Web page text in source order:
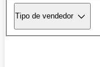
Tipo de vendedor